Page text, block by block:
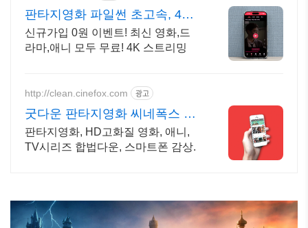
판타지영화 파일썬 초고속, 4K
실시간 보기!
신규가입 0원 이벤트! 최신 영화,드
라마,애니 모두 무료! 4K 스트리밍
http://clean.cinefox.com 광고
굿다운 판타지영화 씨네폭스 최
대3만원+10%추가적립
판타지영화, HD고화질 영화, 애니,
TV시리즈 합법다운, 스마트폰 감상.